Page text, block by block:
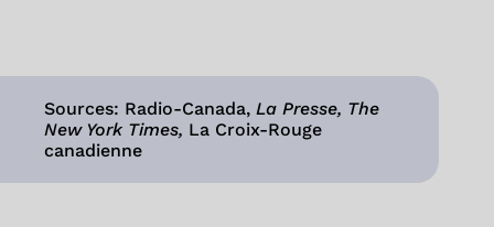
Sources: Radio-Canada, La Presse, The
New York Times, La Croix-Rouge
canadienne